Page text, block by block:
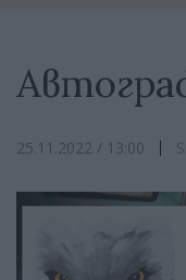
25.11.2022 / 13:00